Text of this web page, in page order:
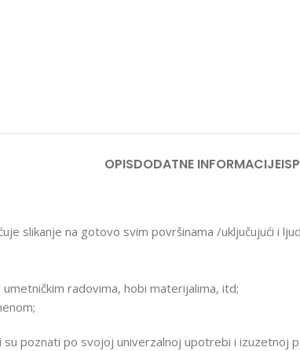
OPISDODATNE INFORMACIJE
slikanje na gotovo svim površinama /uključujući i
radovima, hobi materijalima, itd;
poznati po svojoj univerzalnoj upotrebi i izuzetnoj